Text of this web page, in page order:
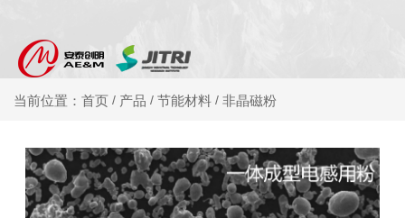
当前位置：首页 / 产品 / 节能材料 / 非晶磁粉